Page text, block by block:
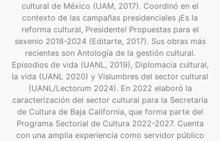
cultural de México (UAM, 2017). Coordinó en el
contexto de las campañas presidenciales ¡Es la
reforma cultural, Presidente! Propuestas para el
sexenio 2018-2024 (Editarte, 2017). Sus obras más
recientes son Antología de la gestión cultural.
Episodios de vida (UANL, 2019), Diplomacia cultural,
la vida (UANL 2020) y Vislumbres del sector cultural
(UANL/Lectorum 2024). En 2022 elaboró la
caracterización del sector cultural para la Secretaría
de Cultura de Baja California, que forma parte del
Programa Sectorial de Cultura 2022-2027. Cuenta
con una amplia experiencia como servidor público